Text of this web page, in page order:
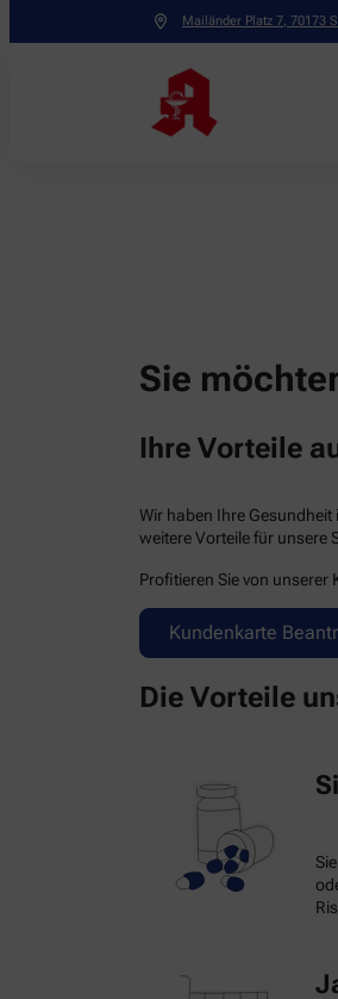
Mailänder Platz 7, 70173
Sie
Ihre Vorteile
Wir haben Ihre
weitere Vorteile für unsere
Profitieren Sie von unserer
Kundenkarte
Die Vorteile